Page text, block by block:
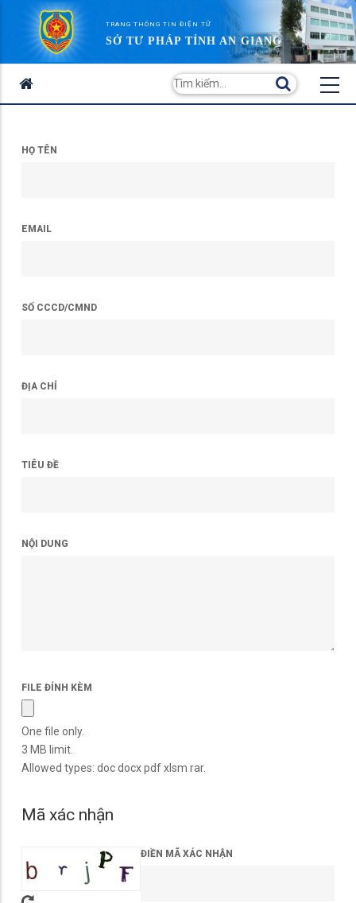
TRANG THÔNG TIN ĐIỆN TỬ
SỞ TƯ PHÁP TỈNH AN GIANG
HỌ TÊN
EMAIL
SỐ CCCD/CMND
ĐỊA CHỈ
TIÊU ĐỀ
NỘI DUNG
FILE ĐÍNH KÈM
One file only.
3 MB limit.
Allowed types: doc docx pdf xlsm rar.
Mã xác nhận
ĐIỀN MÃ XÁC NHẬN